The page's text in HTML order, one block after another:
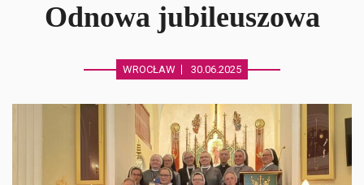
Odnowa jubileuszowa
WROCŁAW 30.06.2025